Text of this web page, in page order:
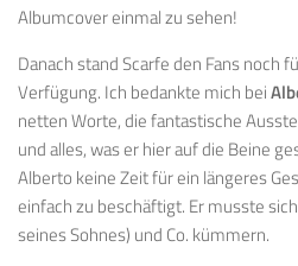
Albumcover einmal zu sehen!
Danach stand Scarfe den Fans noch
Verfügung. Ich bedankte mich bei
netten Worte, die fantastische
und alles, was er hier auf die Beine
Alberto keine Zeit für ein längeres
einfach zu beschäftigt. Er musste
seines Sohnes) und Co. kümmern.